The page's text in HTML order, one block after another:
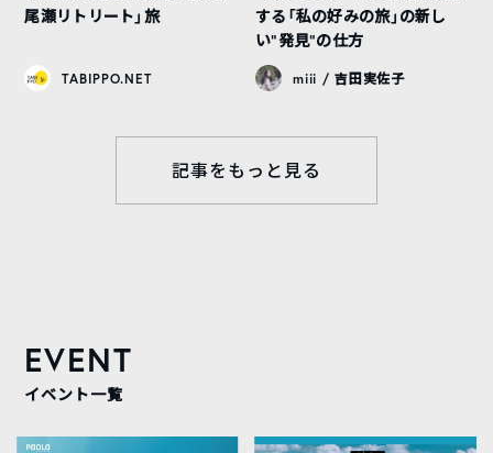
尾瀬リトリート」旅
TABIPPO.NET
する「私の好みの旅」の新し
い“発見”の仕方
miii / 吉田実佐子
記事をもっと見る
EVENT
イベント一覧